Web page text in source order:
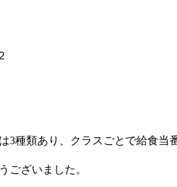
3種類あり、クラスごとで給食当
ございました。